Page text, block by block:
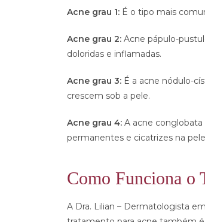
Acne grau 1: É o tipo mais
Acne grau 2: Acne pápulo-
doloridas e inflamadas.
Acne grau 3: É a acne nódulo-
crescem sob a pele.
Acne grau 4: A acne conglobata
permanentes e cicatrizes na
Como Funciona o
A Dra. Lilian – Dermatologista